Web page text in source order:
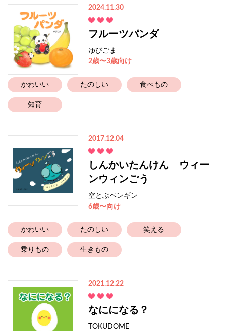
2024.11.30
フルーツパンダ
ゆびごま
2歳〜3歳向け
かわいい たのしい 食べもの
知育
2017.12.04
しんかいたんけん ウィー
ンウィンごう
空とぶペンギン
6歳〜向け
かわいい たのしい 笑える
乗りもの 生きもの
2021.12.22
なにになる？
TOKUDOME